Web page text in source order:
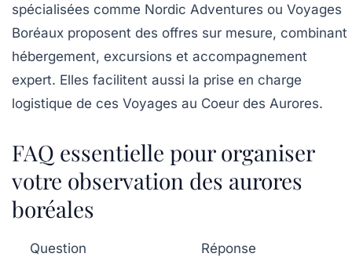
spécialisées comme Nordic Adventures ou Voyages
Boréaux proposent des offres sur mesure, combinant
hébergement, excursions et accompagnement
expert. Elles facilitent aussi la prise en charge
logistique de ces Voyages au Coeur des Aurores.
FAQ essentielle pour organiser
votre observation des aurores
boréales
Question
Réponse